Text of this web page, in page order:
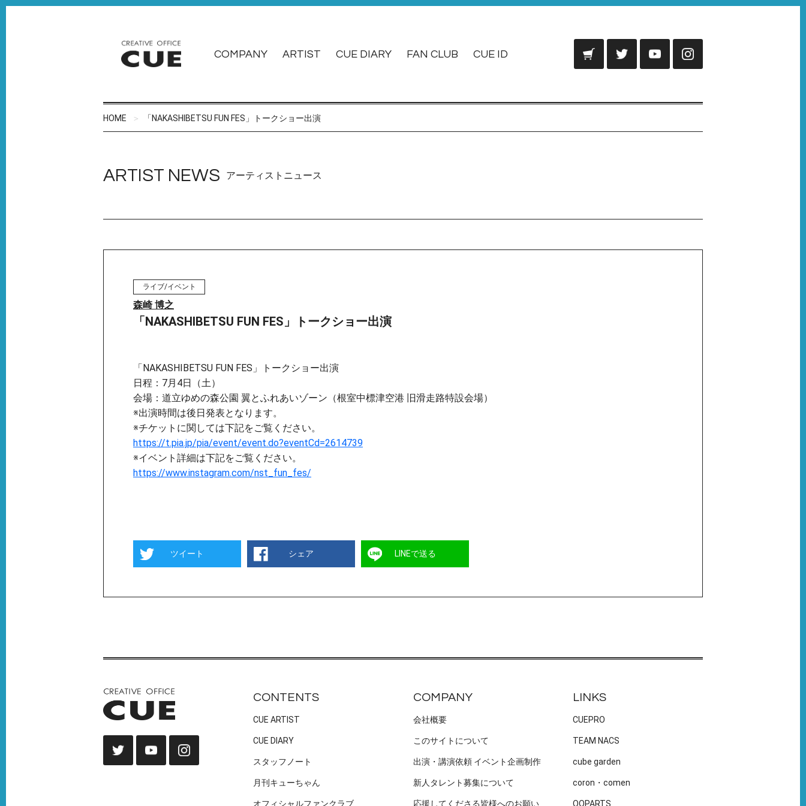
COMPANY ARTIST CUE DIARY FAN CLUB CUE ID
HOME 「NAKASHIBETSU FUN FES」トークショー出演
ARTIST NEWS アーティストニュース
ライブ/イベント
森崎 博之
「NAKASHIBETSU FUN FES」トークショー出演
「NAKASHIBETSU FUN FES」トークショー出演
日程：7月4日（土）
会場：道立ゆめの森公園 翼とふれあいゾーン（根室中標津空港 旧滑走路特設会場）
※出演時間は後日発表となります。
※チケットに関しては下記をご覧ください。
https://t.pia.jp/pia/event/event.do?eventCd=2614739
※イベント詳細は下記をご覧ください。
https://www.instagram.com/nst_fun_fes/
ツイート シェア LINEで送る
CONTENTS
CUE ARTIST
CUE DIARY
スタッフノート
月刊キューちゃん
オフィシャルファンクラブ
COMPANY
会社概要
このサイトについて
出演・講演依頼 イベント企画制作
新人タレント募集について
応援してくださる皆様へのお願い
LINKS
CUEPRO
TEAM NACS
cube garden
coron・comen
OOPARTS